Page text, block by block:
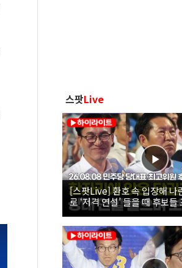
스팟Live
[스팟Live] 환호 속 입장해 나
로 ‘저격 연설’ 들을 때 후보들
26.08.08 더불어민주당 당대
보 인천 합동연설회